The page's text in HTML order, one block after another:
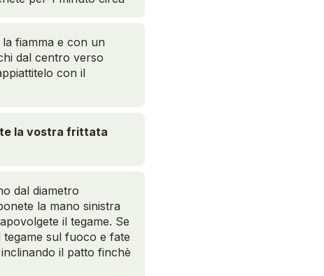
fiamma e con un
dal centro verso
con il
la vostra frittata
dal diametro
la mano sinistra
il tegame. Se
sul fuoco e fate
il patto finchè